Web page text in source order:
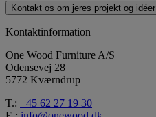
Kontakt os om jeres projekt og idéer
Kontaktinformation
One Wood Furniture A/S
Odensevej 28
5772 Kværndrup
T.: +45 62 27 19 30